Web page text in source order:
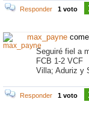
Responder 1 voto
max_payne
Seguiré fiel a
FCB 1-2 VCF
Villa; Aduriz y
Responder 1 voto